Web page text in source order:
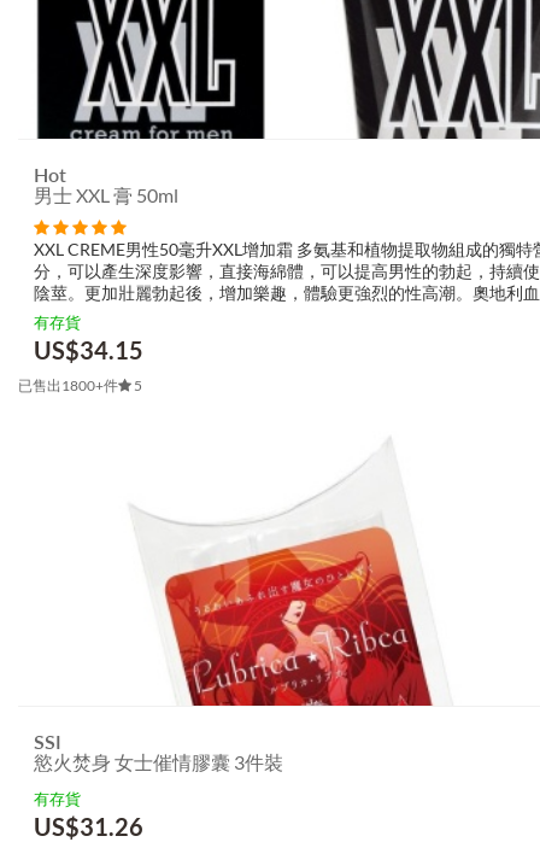
Hot
男士 XXL 膏 50ml
XXL CREME男性50毫升XXL增加霜 多氨基和植物提取物組成的獨特
分，可以產生深度影響，直接海綿體，可以提高男性的勃起，持續
陰莖。更加壯麗勃起後，增加樂趣，體驗更強烈的性高潮。奧地利
分：水（水），異硬脂酸鯨蠟硬脂醇酯，鯨蠟硬脂醇，棕櫚酸鯨蠟
油，聚二甲基矽氧烷...
有存貨
US$34.15
已售出1800+件 5
SSI
慾火焚身 女士催情膠囊 3件裝
有存貨
US$31.26